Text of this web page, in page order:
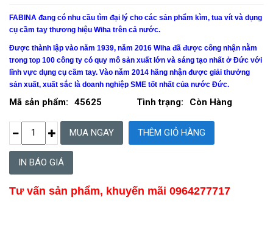
FABINA đang có nhu cầu tìm đại lý cho các sản phẩm kìm, tua vít và dụng
cụ cầm tay thương hiệu Wiha trên cả nước.
Được thành lập vào năm 1939, năm 2016 Wiha đã được công nhận nằm
trong top 100 công ty có quy mô sản xuất lớn và sáng tạo nhất ở Đức với
lĩnh vực dụng cụ cầm tay. Vào năm 2014 hãng nhận được giải thưởng
sản xuất, xuất sắc là doanh nghiệp SME tốt nhất của nước Đức.
Mã sản phẩm: 45625 Tình trạng: Còn Hàng
IN BÁO GIÁ
Tư vấn sản phẩm, khuyến mãi 0964277717